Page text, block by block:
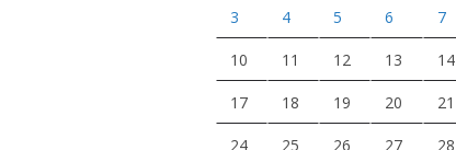
3 4 5 6 7
10 11 12 13 14
17 18 19 20 21
24 25 26 27 28